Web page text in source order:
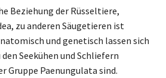
Beziehung der Rüsseltiere,
zu anderen Säugetieren ist
und genetisch lassen sich
Seekühen und Schliefern
Gruppe Paenungulata sind.